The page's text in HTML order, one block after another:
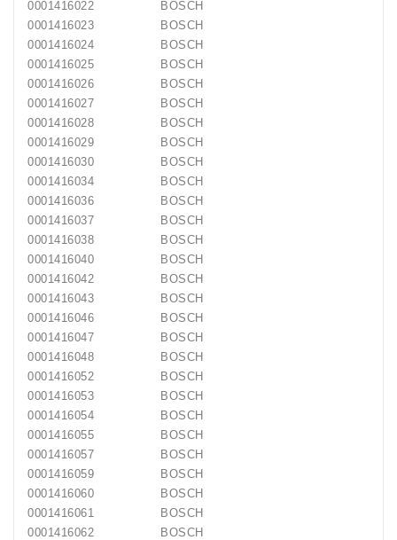
0001416022
BOSCH
0001416023
BOSCH
0001416024
BOSCH
0001416025
BOSCH
0001416026
BOSCH
0001416027
BOSCH
0001416028
BOSCH
0001416029
BOSCH
0001416030
BOSCH
0001416034
BOSCH
0001416036
BOSCH
0001416037
BOSCH
0001416038
BOSCH
0001416040
BOSCH
0001416042
BOSCH
0001416043
BOSCH
0001416046
BOSCH
0001416047
BOSCH
0001416048
BOSCH
0001416052
BOSCH
0001416053
BOSCH
0001416054
BOSCH
0001416055
BOSCH
0001416057
BOSCH
0001416059
BOSCH
0001416060
BOSCH
0001416061
BOSCH
0001416062
BOSCH